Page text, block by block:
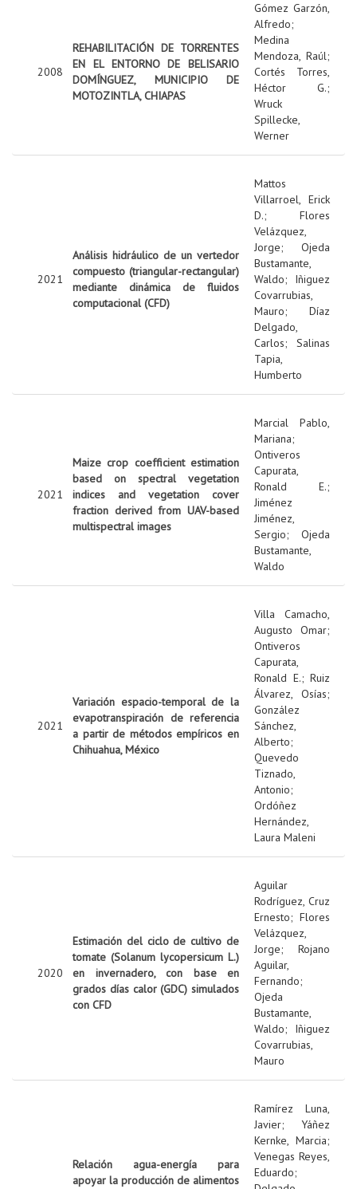
2008
REHABILITACIÓN DE TORRENTES
EN EL ENTORNO DE BELISARIO
DOMÍNGUEZ, MUNICIPIO DE
MOTOZINTLA, CHIAPAS
Gómez Garzón,
Alfredo;
Medina
Mendoza, Raúl;
Cortés Torres,
Héctor G.;
Wruck
Spillecke,
Werner
2021
Análisis hidráulico de un vertedor
compuesto (triangular-rectangular)
mediante dinámica de fluidos
computacional (CFD)
Mattos
Villarroel, Erick
D.; Flores
Velázquez,
Jorge; Ojeda
Bustamante,
Waldo; Iñiguez
Covarrubias,
Mauro; Díaz
Delgado,
Carlos; Salinas
Tapia,
Humberto
2021
Maize crop coefficient estimation
based on spectral vegetation
indices and vegetation cover
fraction derived from UAV-based
multispectral images
Marcial Pablo,
Mariana;
Ontiveros
Capurata,
Ronald E.;
Jiménez
Jiménez,
Sergio; Ojeda
Bustamante,
Waldo
2021
Variación espacio-temporal de la
evapotranspiración de referencia
a partir de métodos empíricos en
Chihuahua, México
Villa Camacho,
Augusto Omar;
Ontiveros
Capurata,
Ronald E.; Ruiz
Álvarez, Osías;
González
Sánchez,
Alberto;
Quevedo
Tiznado,
Antonio;
Ordóñez
Hernández,
Laura Maleni
2020
Estimación del ciclo de cultivo de
tomate (Solanum lycopersicum L.)
en invernadero, con base en
grados días calor (GDC) simulados
con CFD
Aguilar
Rodríguez, Cruz
Ernesto; Flores
Velázquez,
Jorge; Rojano
Aguilar,
Fernando;
Ojeda
Bustamante,
Waldo; Iñiguez
Covarrubias,
Mauro
Relación agua-energía para
apoyar la producción de alimentos
Ramírez Luna,
Javier; Yáñez
Kernke, Marcia;
Venegas Reyes,
Eduardo;